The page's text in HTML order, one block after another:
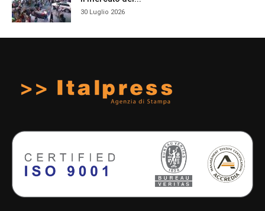
30 Luglio 2026